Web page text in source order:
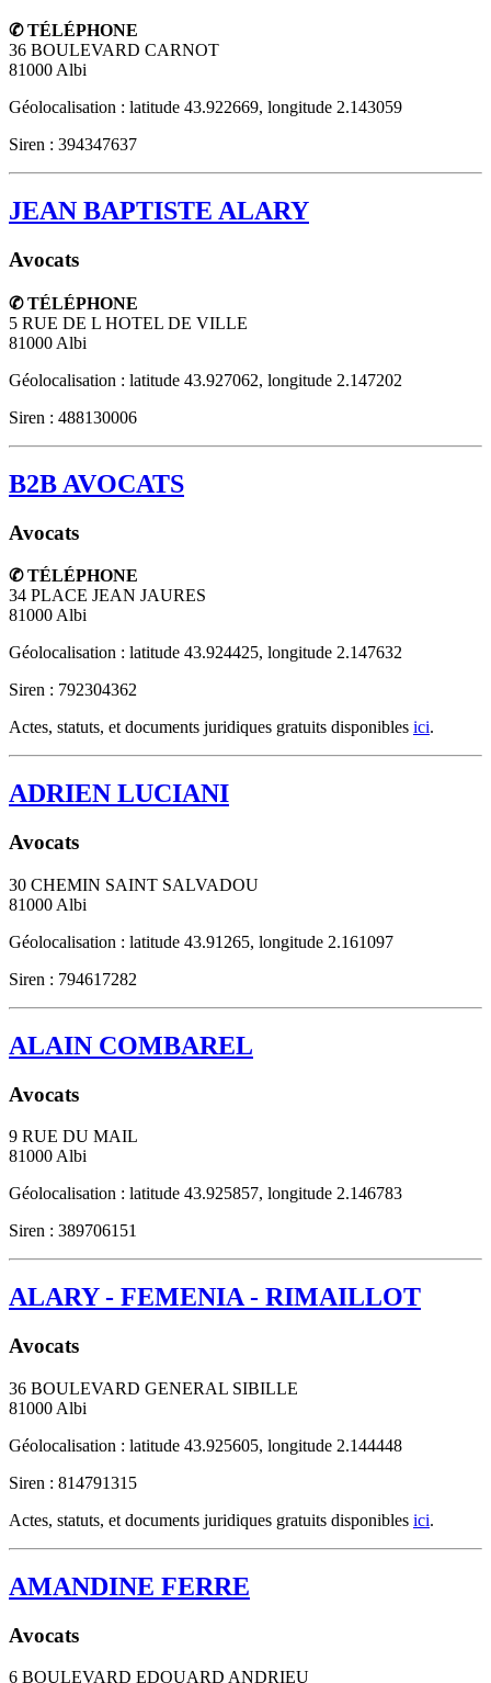
✆ TÉLÉPHONE
36 BOULEVARD CARNOT
81000 Albi
Géolocalisation : latitude 43.922669, longitude 2.143059
Siren : 394347637
JEAN BAPTISTE ALARY
Avocats
✆ TÉLÉPHONE
5 RUE DE L HOTEL DE VILLE
81000 Albi
Géolocalisation : latitude 43.927062, longitude 2.147202
Siren : 488130006
B2B AVOCATS
Avocats
✆ TÉLÉPHONE
34 PLACE JEAN JAURES
81000 Albi
Géolocalisation : latitude 43.924425, longitude 2.147632
Siren : 792304362
Actes, statuts, et documents juridiques gratuits disponibles ici.
ADRIEN LUCIANI
Avocats
30 CHEMIN SAINT SALVADOU
81000 Albi
Géolocalisation : latitude 43.91265, longitude 2.161097
Siren : 794617282
ALAIN COMBAREL
Avocats
9 RUE DU MAIL
81000 Albi
Géolocalisation : latitude 43.925857, longitude 2.146783
Siren : 389706151
ALARY - FEMENIA - RIMAILLOT
Avocats
36 BOULEVARD GENERAL SIBILLE
81000 Albi
Géolocalisation : latitude 43.925605, longitude 2.144448
Siren : 814791315
Actes, statuts, et documents juridiques gratuits disponibles ici.
AMANDINE FERRE
Avocats
6 BOULEVARD EDOUARD ANDRIEU